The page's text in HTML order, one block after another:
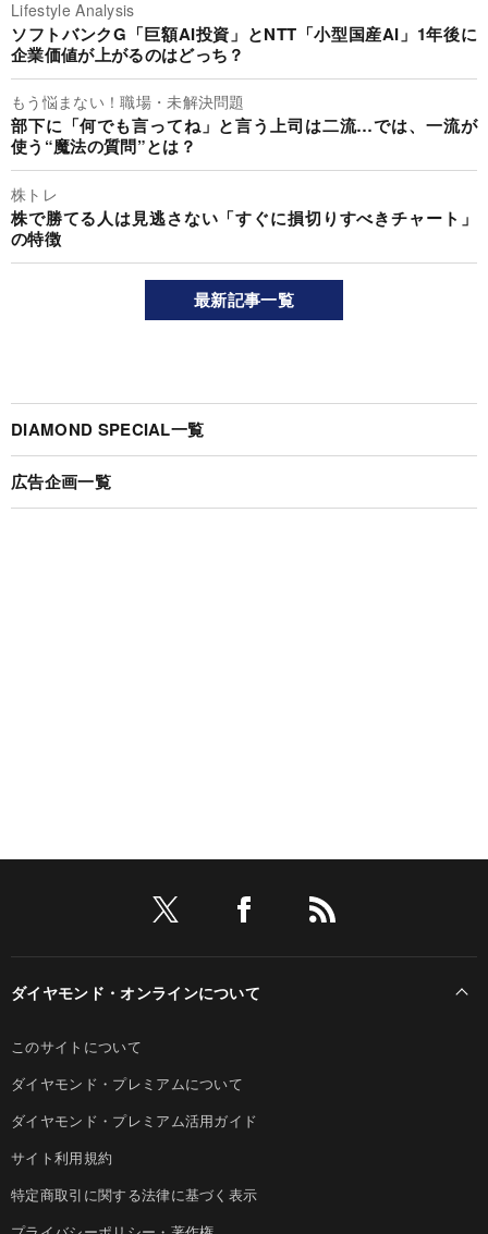
Lifestyle Analysis
ソフトバンクG「巨額AI投資」とNTT「小型国産AI」1年後に
企業価値が上がるのはどっち？
もう悩まない！職場・未解決問題
部下に「何でも言ってね」と言う上司は二流…では、一流が
使う“魔法の質問”とは？
株トレ
株で勝てる人は見逃さない「すぐに損切りすべきチャート」
の特徴
最新記事一覧
DIAMOND SPECIAL一覧
広告企画一覧
ダイヤモンド・オンラインについて
このサイトについて
ダイヤモンド・プレミアムについて
ダイヤモンド・プレミアム活用ガイド
サイト利用規約
特定商取引に関する法律に基づく表示